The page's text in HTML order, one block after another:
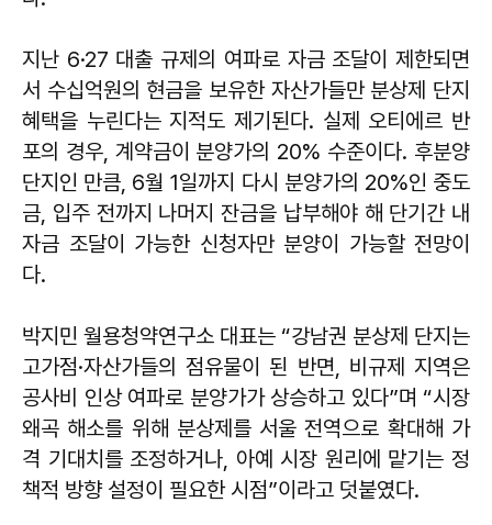
지난 6·27 대출 규제의 여파로 자금 조달이 제한되면
서 수십억원의 현금을 보유한 자산가들만 분상제 단지
혜택을 누린다는 지적도 제기된다. 실제 오티에르 반
포의 경우, 계약금이 분양가의 20% 수준이다. 후분양
단지인 만큼, 6월 1일까지 다시 분양가의 20%인 중도
금, 입주 전까지 나머지 잔금을 납부해야 해 단기간 내
자금 조달이 가능한 신청자만 분양이 가능할 전망이
다.
박지민 월용청약연구소 대표는 “강남권 분상제 단지는
고가점·자산가들의 점유물이 된 반면, 비규제 지역은
공사비 인상 여파로 분양가가 상승하고 있다”며 “시장
왜곡 해소를 위해 분상제를 서울 전역으로 확대해 가
격 기대치를 조정하거나, 아예 시장 원리에 맡기는 정
책적 방향 설정이 필요한 시점”이라고 덧붙였다.